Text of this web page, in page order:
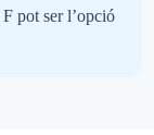
pot ser l’opció